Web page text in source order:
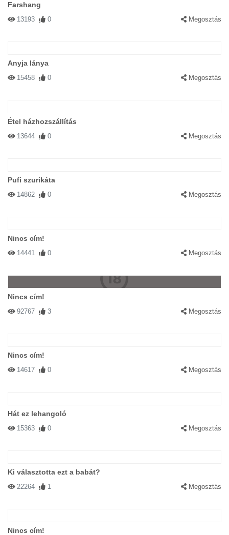
Farshang
13193 0 Megosztás
Anyja lánya
15458 0 Megosztás
Étel házhozszállítás
13644 0 Megosztás
Pufi szurikáta
14862 0 Megosztás
Nincs cím!
14441 0 Megosztás
Nincs cím!
92767 3 Megosztás
Nincs cím!
14617 0 Megosztás
Hát ez lehangoló
15363 0 Megosztás
Ki választotta ezt a babát?
22264 1 Megosztás
Nincs cím!